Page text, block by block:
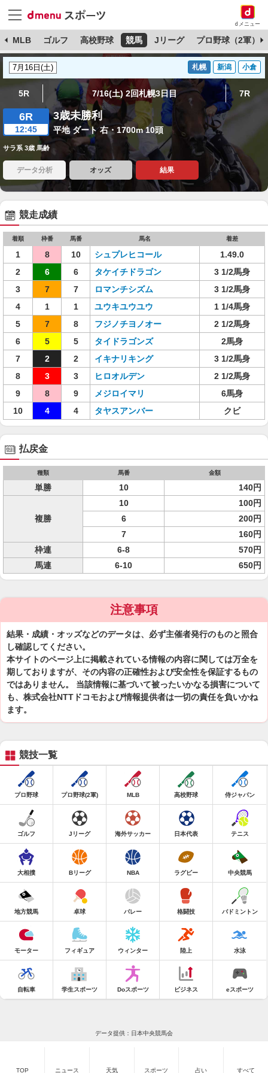
dメニュー
MLB ゴルフ 高校野球 競馬 Jリーグ プロ野球（2軍）
札幌 新潟 小倉
5R 7/16(土) 2回札幌3日目 7R
6R
12:45
3歳未勝利
平地 ダート 右・1700m 10頭
サラ系 3歳 馬齢
データ分析 オッズ 結果
競走成績
着順 枠番 馬番 馬名 着差
1 8 10 シュプレヒコール
1.49.0
2
6 6 タケイチドラゴン
3 1/2馬身
3
7 7 ロマンチシズム
3 1/2馬身
4
1 1 ユウキユウユウ
1 1/4馬身
5
7 8 フジノチヨノオー
2 1/2馬身
6
5 5 タイドラゴンズ
2馬身
7
2 2 イキナリキング
3 1/2馬身
8
3 3 ヒロオルデン
2 1/2馬身
9
8 9 メジロイマリ
6馬身
10
4 4 タヤスアンバー クビ
払戻金
種類 馬番 金額
単勝 10 140円
複勝
10
100円
6
200円
7
160円
枠連
6-8
570円
馬連
6-10 650円
注意事項
結果・成績・オッズなどのデータは、必ず主催者発行のものと照合
し確認してください。
本サイトのページ上に掲載されている情報の内容に関しては万全を
期しておりますが、その内容の正確性および安全性を保証するもの
ではありません。 当該情報に基づいて被ったいかなる損害について
も、株式会社NTTドコモおよび情報提供者は一切の責任を負いかね
ます。
競技一覧
プロ野球 プロ野球(2軍) MLB 高校野球 侍ジャパン
ゴルフ Jリーグ 海外サッカー 日本代表 テニス
大相撲 Bリーグ NBA ラグビー 中央競馬
地方競馬 卓球 バレー 格闘技 バドミントン
モーター フィギュア ウィンター 陸上 水泳
自転車 学生スポーツ Doスポーツ ビジネス eスポーツ
データ提供：日本中央競馬会
TOP ニュース 天気 スポーツ 占い すべて